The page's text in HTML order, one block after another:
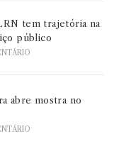
tem trajetória na
público
abre mostra no